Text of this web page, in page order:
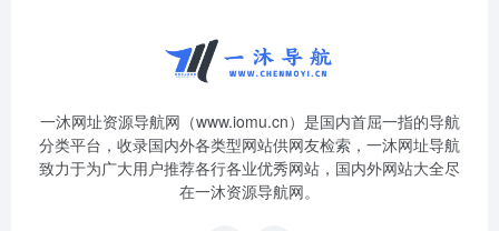
一沐网址资源导航网（www.iomu.cn）是国内首屈一指的导航
分类平台，收录国内外各类型网站供网友检索，一沐网址导航
致力于为广大用户推荐各行各业优秀网站，国内外网站大全尽
在一沐资源导航网。